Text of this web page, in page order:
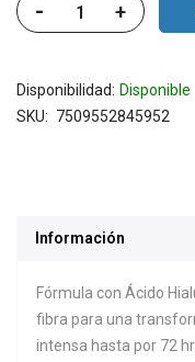
- +
Disponibilidad: Disponible
SKU
7509552845952
Información
Fórmula con Ácido
fibra para una
intensa hasta por 72